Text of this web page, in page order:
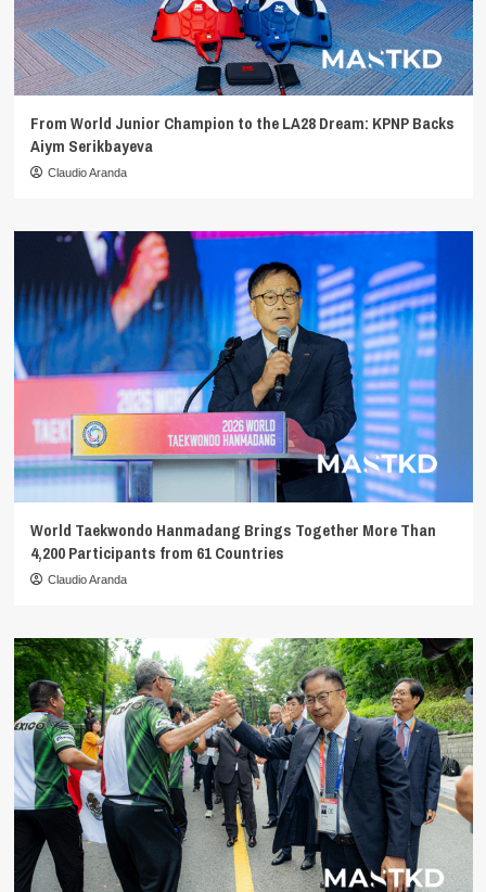
From World Junior Champion to the LA28 Dream: KPNP Backs
Aiym Serikbayeva
Claudio Aranda
World Taekwondo Hanmadang Brings Together More Than
4,200 Participants from 61 Countries
Claudio Aranda